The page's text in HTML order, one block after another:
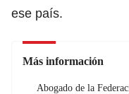
ese país.
Más información
Abogado de la